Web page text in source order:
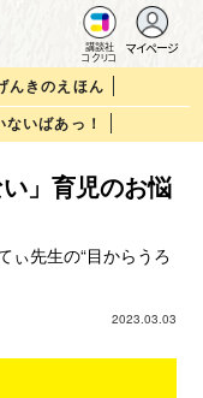
講談社
コクリコ
マイページ
んきのえほん
ないばあっ！
」育児のお悩
ぃ先生の“目からうろ
2023.03.03